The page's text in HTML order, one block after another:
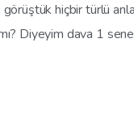
hiçbir türlü
Diyeyim dava 1